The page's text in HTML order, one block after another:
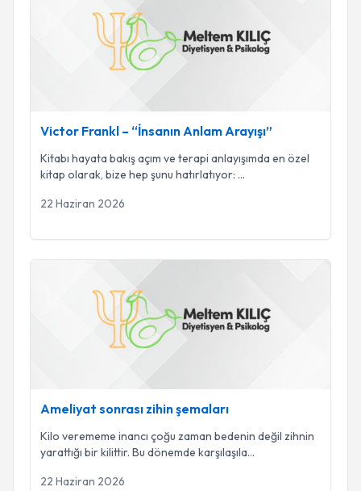
Victor Frankl – “İnsanın Anlam Arayışı”
Kitabı hayata bakış açım ve terapi anlayışımda en özel
kitap olarak, bize hep şunu hatırlatıyor: ...
22 Haziran 2026
Ameliyat sonrası zihin şemaları
Ameliyat sonrası zihin şemaları
Kilo verememe inancı çoğu zaman bedenin değil zihnin
yarattığı bir kilittir. Bu dönemde karşılaşıla...
22 Haziran 2026